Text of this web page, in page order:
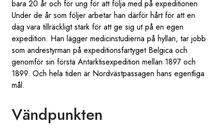
bara 20 år och för ung för att följa med på expeditionen.
Under de år som följer arbetar han därför hårt för att en
dag vara tillräckligt stark för att ge sig ut på en egen
expedition. Han lägger medicinstudierna på hyllan, tar jobb
som andrestyrman på expeditionsfartyget Belgica och
genomför sin första Antarktisexpedition mellan 1897 och
1899. Och hela tiden är Nordvästpassagen hans egentliga
mål.
Vändpunkten